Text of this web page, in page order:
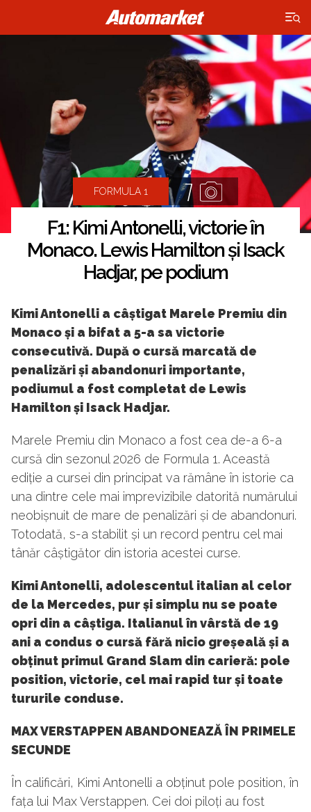
×
FORMULA 1 7
F1: Kimi Antonelli, victorie în
Monaco. Lewis Hamilton și Isack
Hadjar, pe podium
Kimi Antonelli a câștigat Marele Premiu din
Monaco și a bifat a 5-a sa victorie
consecutivă. După o cursă marcată de
penalizări și abandonuri importante,
podiumul a fost completat de Lewis
Hamilton și Isack Hadjar.
Marele Premiu din Monaco a fost cea de-a 6-a
cursă din sezonul 2026 de Formula 1. Această
ediție a cursei din principat va rămâne în istorie ca
una dintre cele mai imprevizibile datorită numărului
neobișnuit de mare de penalizări și de abandonuri.
Totodată, s-a stabilit și un record pentru cel mai
tânăr câștigător din istoria acestei curse.
Kimi Antonelli, adolescentul italian al celor
de la Mercedes, pur și simplu nu se poate
opri din a câștiga. Italianul în vârstă de 19
ani a condus o cursă fără nicio greșeală și a
obținut primul Grand Slam din carieră: pole
position, victorie, cel mai rapid tur și toate
tururile conduse.
MAX VERSTAPPEN ABANDONEAZĂ ÎN PRIMELE
SECUNDE
În calificări, Kimi Antonelli a obținut pole position, în
fața lui Max Verstappen. Cei doi piloți au fost